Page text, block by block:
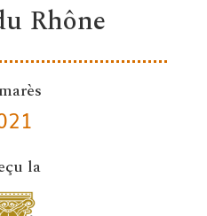
Rhône
la